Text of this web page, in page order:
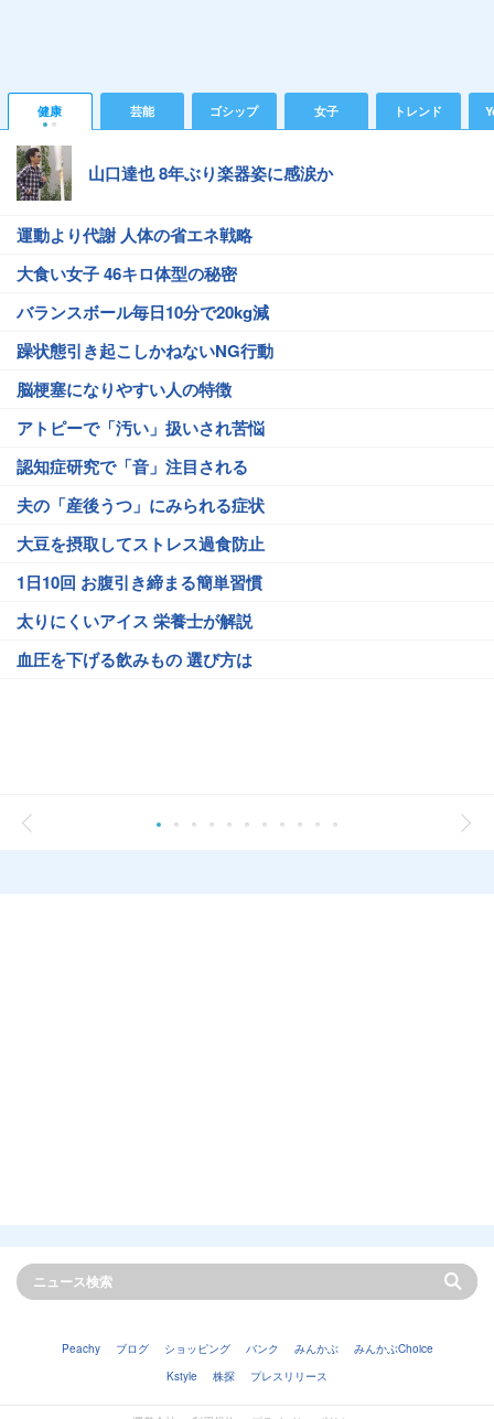
健康 芸能 ゴシップ 女子 トレンド
山口達也 8年ぶり楽器姿に感涙か
運動より代謝 人体の省エネ戦略
大食い女子 46キロ体型の秘密
バランスボール毎日10分で20kg減
躁状態引き起こしかねないNG行動
脳梗塞になりやすい人の特徴
アトピーで「汚い」扱いされ苦悩
認知症研究で「音」注目される
夫の「産後うつ」にみられる症状
大豆を摂取してストレス過食防止
1日10回 お腹引き締まる簡単習慣
太りにくいアイス 栄養士が解説
血圧を下げる飲みもの 選び方は
Peachy ブログ ショッピング バンク みんかぶ
みんかぶChoice
Kstyle
株探 プレスリリース